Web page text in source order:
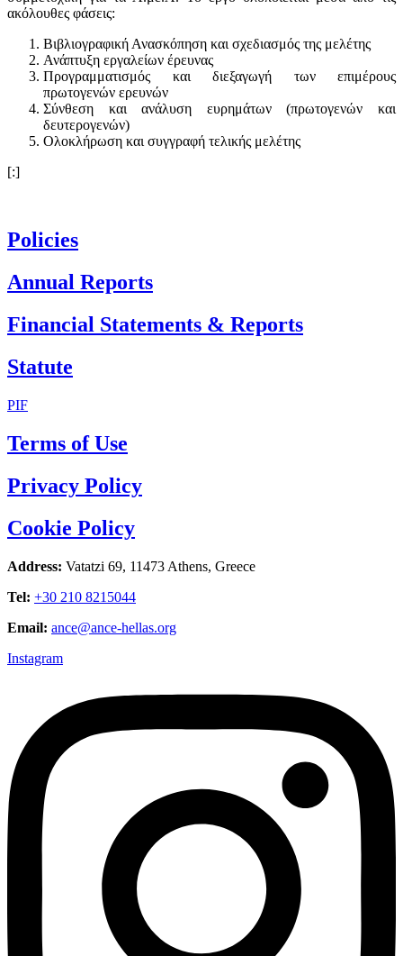
ακόλουθες φάσεις:
Βιβλιογραφική Ανασκόπηση και σχεδιασμός της μελέτης
Ανάπτυξη εργαλείων έρευνας
Προγραμματισμός και διεξαγωγή των επιμέρους
πρωτογενών ερευνών
Σύνθεση και ανάλυση ευρημάτων (πρωτογενών και
δευτερογενών)
Ολοκλήρωση και συγγραφή τελικής μελέτης
[:]
Policies
Annual Reports
Financial Statements & Reports
Statute
PIF
Terms of Use
Privacy Policy
Cookie Policy
Address: Vatatzi 69, 11473 Athens, Greece
Tel: +30 210 8215044
Email: ance@ance-hellas.org
Instagram